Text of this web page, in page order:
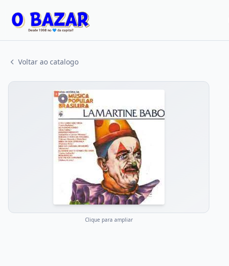
Voltar ao catalogo
Clique para ampliar